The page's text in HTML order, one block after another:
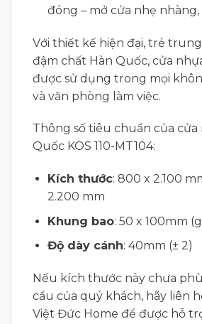
đóng – mở cửa nhẹ nhàng,
Với thiết kế hiện đại, trẻ
đậm chất Hàn Quốc, cửa
được sử dụng trong mọi
và văn phòng làm việc.
Thông số tiêu chuẩn của cửa
Quốc KOS 110-MT104:
Kích thước: 800 x 2.100
2.200 mm
Khung bao: 50 x 100mm
Độ dày cánh: 40mm (± 2)
Nếu kích thước này chưa
cầu của quý khách, hãy liên
Việt Đức Home để được hỗ